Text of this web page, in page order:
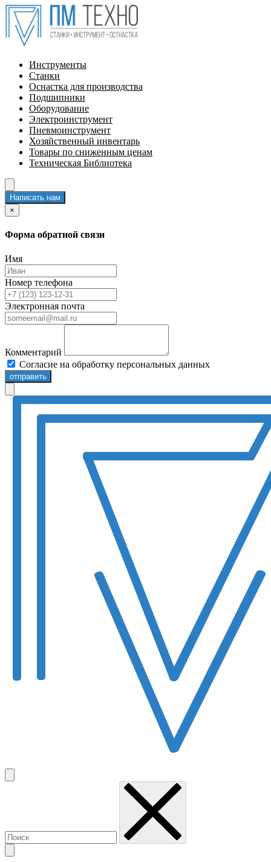
Инструменты
Станки
Оснастка для производства
Подшипники
Оборудование
Электроинструмент
Пневмоинструмент
Хозяйственный инвентарь
Товары по сниженным ценам
Техническая Библиотека
Написать нам
×
Форма обратной связи
Имя
Номер телефона
Электронная почта
Комментарий
Согласие на обработку персональных данных
отправить